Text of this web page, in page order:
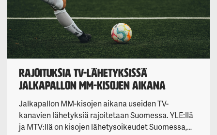
Rajoituksia TV-lähetyksissä
jalkapallon MM-kisojen aikana
Jalkapallon MM-kisojen aikana useiden TV-
kanavien lähetyksiä rajoitetaan Suomessa. YLE:llä
ja MTV:llä on kisojen lähetysoikeudet Suomessa,…